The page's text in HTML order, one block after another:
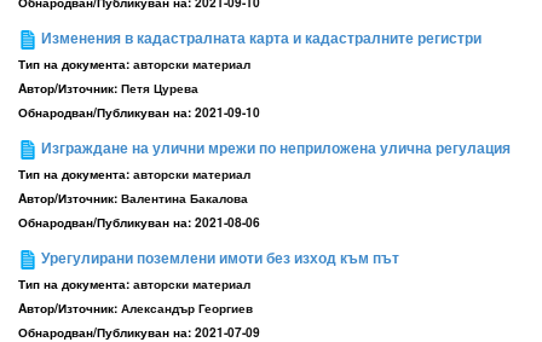
Изменения в кадастралната карта и кадастралните регистри
Тип на документа: авторски материал
Aвтор/Източник: Петя Цурева
Обнародван/Публикуван на: 2021-09-10
Изграждане на улични мрежи по неприложена улична регулация
Тип на документа: авторски материал
Aвтор/Източник: Валентина Бакалова
Обнародван/Публикуван на: 2021-08-06
Урегулирани поземлени имоти без изход към път
Тип на документа: авторски материал
Aвтор/Източник: Александър Георгиев
Обнародван/Публикуван на: 2021-07-09